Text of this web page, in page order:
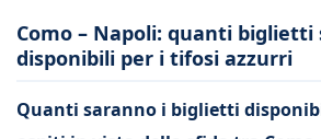
Como – Napoli: quanti biglietti
disponibili per i tifosi azzurri
Quanti saranno i biglietti